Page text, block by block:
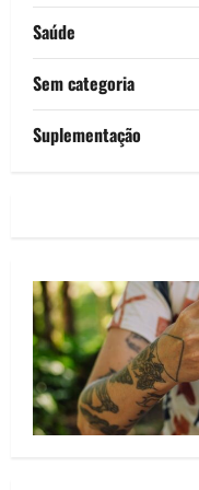
Saúde
Sem categoria
Suplementação